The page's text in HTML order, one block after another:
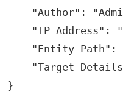
"Author":
"IP Address":
"Entity Path":
"Target
}